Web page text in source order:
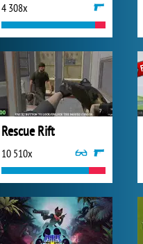
4 308x
Rescue Rift
10 510x